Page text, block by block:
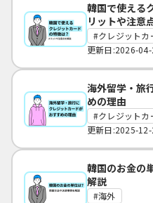
韓国で使える
リットや注意
クレジットカ
更新日:2026-04-
海外留学・旅
めの理由
クレジットカ
更新日:2025-
韓国のお金の
解説
海外